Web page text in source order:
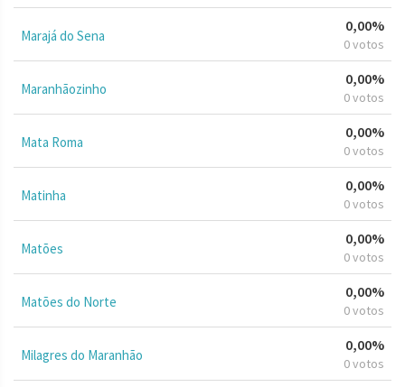
Marajá do Sena
0,00%
0 votos
Maranhãozinho
0,00%
0 votos
Mata Roma
0,00%
0 votos
Matinha
0,00%
0 votos
Matões
0,00%
0 votos
Matões do Norte
0,00%
0 votos
Milagres do Maranhão
0,00%
0 votos